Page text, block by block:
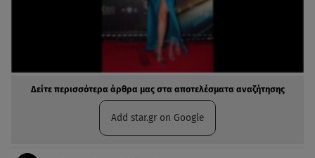
Δείτε περισσότερα άρθρα μας στα αποτελέσματα αναζήτησης
Add star.gr on Google